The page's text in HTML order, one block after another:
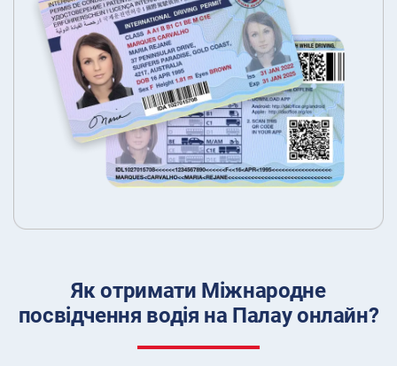
Як отримати Міжнародне
посвідчення водія на Палау онлайн?